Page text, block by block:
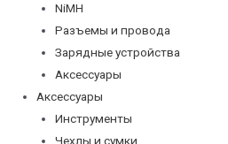
NiMH
Разъемы и провода
Зарядные устройства
Аксессуары
Аксессуары
Инструменты
Чехлы и сумки